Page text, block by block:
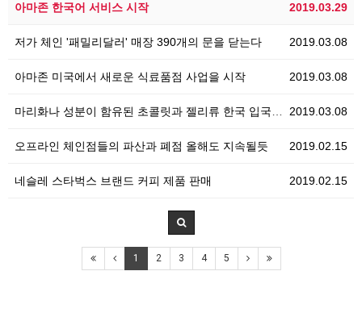
2019.03.29
아마존 한국어 서비스 시작
2019.03.08
저가 체인 '패밀리달러' 매장 390개의 문을 닫는다
2019.03.08
아마존 미국에서 새로운 식료품점 사업을 시작
2019.03.08
마리화나 성분이 함유된 초콜릿과 젤리류 한국 입국시 …
2019.02.15
오프라인 체인점들의 파산과 폐점 올해도 지속될듯
2019.02.15
네슬레 스타벅스 브랜드 커피 제품 판매
1 2 3 4 5